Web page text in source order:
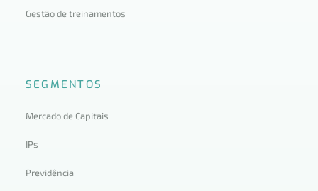
Gestão de treinamentos
SEGMENTOS
Mercado de Capitais
IPs
Previdência